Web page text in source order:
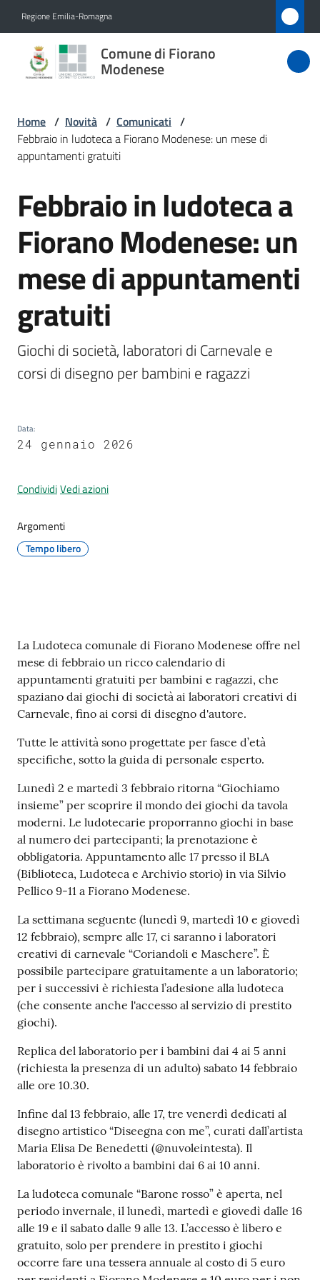
Regione Emilia-Romagna
Comune di Fiorano
Modenese
Comune
di Fiorano
Amministrazione
Novità
Menu selezionato
Servizi
Vivere
Fiorano
Modenese
l
e
t
a
e
t
i
o
r
a
n
T
u
i
s
m
o
Tutti
argomenti...
Seguici
su
Home / Novità / Comunicati /
Febbraio in ludoteca a Fiorano Modenese: un mese di
appuntamenti gratuiti
Salta al contenuto
Febbraio in ludoteca a
Fiorano Modenese: un
mese di appuntamenti
gratuiti
Giochi di società, laboratori di Carnevale e
corsi di disegno per bambini e ragazzi
Data:
24 gennaio 2026
CondividiVedi azioni
Argomenti
Tempo libero
Contenuto
La Ludoteca comunale di Fiorano Modenese offre nel
mese di febbraio un ricco calendario di
appuntamenti gratuiti per bambini e ragazzi, che
spaziano dai giochi di società ai laboratori creativi di
Carnevale, fino ai corsi di disegno d'autore.
Tutte le attività sono progettate per fasce d’età
specifiche, sotto la guida di personale esperto.
Lunedì 2 e martedì 3 febbraio ritorna “Giochiamo
insieme” per scoprire il mondo dei giochi da tavola
moderni. Le ludotecarie proporranno giochi in base
al numero dei partecipanti; la prenotazione è
obbligatoria. Appuntamento alle 17 presso il BLA
(Biblioteca, Ludoteca e Archivio storio) in via Silvio
Pellico 9-11 a Fiorano Modenese.
La settimana seguente (lunedì 9, martedì 10 e giovedì
12 febbraio), sempre alle 17, ci saranno i laboratori
creativi di carnevale “Coriandoli e Maschere”. È
possibile partecipare gratuitamente a un laboratorio;
per i successivi è richiesta l’adesione alla ludoteca
(che consente anche l'accesso al servizio di prestito
giochi).
Replica del laboratorio per i bambini dai 4 ai 5 anni
(richiesta la presenza di un adulto) sabato 14 febbraio
alle ore 10.30.
Infine dal 13 febbraio, alle 17, tre venerdì dedicati al
disegno artistico “Diseegna con me”, curati dall’artista
Maria Elisa De Benedetti (@nuvoleintesta). Il
laboratorio è rivolto a bambini dai 6 ai 10 anni.
La ludoteca comunale “Barone rosso” è aperta, nel
periodo invernale, il lunedì, martedì e giovedì dalle 16
alle 19 e il sabato dalle 9 alle 13. L’accesso è libero e
gratuito, solo per prendere in prestito i giochi
occorre fare una tessera annuale al costo di 5 euro